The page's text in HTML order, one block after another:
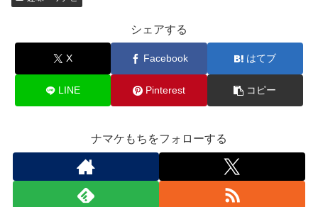
シェアする
X Facebook はてブ
LINE Pinterest コピー
ナマケもちをフォローする